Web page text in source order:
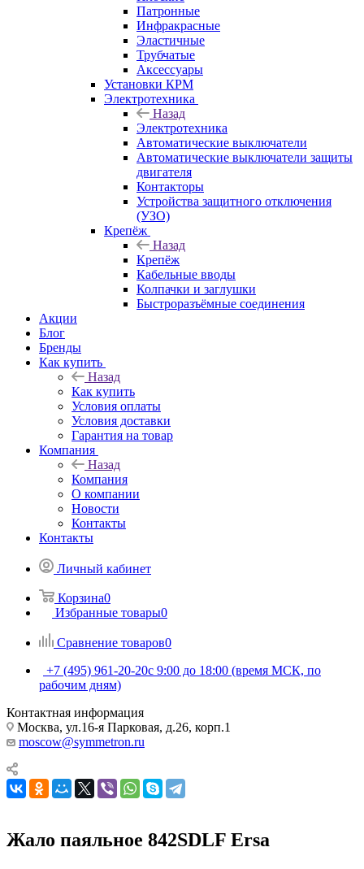
Патронные
Инфракрасные
Эластичные
Трубчатые
Аксессуары
Установки КРМ
Электротехника
Назад
Электротехника
Автоматические выключатели
Автоматические выключатели защиты
двигателя
Контакторы
Устройства защитного отключения
(УЗО)
Крепёж
Назад
Крепёж
Кабельные вводы
Колпачки и заглушки
Быстроразъёмные соединения
Акции
Блог
Бренды
Как купить
Назад
Как купить
Условия оплаты
Условия доставки
Гарантия на товар
Компания
Назад
Компания
О компании
Новости
Контакты
Контакты
Личный кабинет
Корзина0
Избранные товары0
Сравнение товаров0
+7 (495) 961-20-20с 9:00 до 18:00 (время МСК, по
рабочим дням)
Контактная информация
Москва, ул.16-я Парковая, д.26, корп.1
moscow@symmetron.ru
Жало паяльное 842SDLF Ersa